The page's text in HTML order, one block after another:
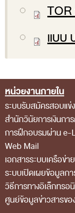
โครงสร้างคณะกร
ตราสัญลักษณ์ สตง.
ผลการตรวจสอบ
ผลการตรวจสอบที่
สถิติการตรวจสอบรา
ข้อมูลสาธารณะ
ข่าวสารการจัดซื้อจั
แผนการจัดซื้อจัดจ้าง
ประกาศประกวด
สภาพ
สรุปผลการจัดซื้อจั
แบบ
Footer Menu
หน่วยงานภายใน
ระบบรับสมัครสอบแข่
สำนักวินัยการเงินกา
การฝึกอบรมผ่าน e-
Web Mail
เอกสารระบบเครือข่าย
ระบบเปิดเผยข้อมูลก
วิธีการทางอิเล็กทรอ
ศูนย์ข้อมูลข่าวสารขอ